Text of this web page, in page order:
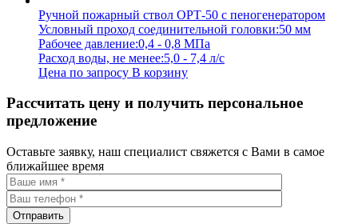
Ручной пожарный ствол ОРТ-50 с пеногенератором
Условный проход соединительной головки:50 мм
Рабочее давление:0,4 - 0,8 МПа
Расход воды, не менее:5,0 - 7,4 л/с
Цена по запросу В корзину
Рассчитать цену и получить персональное
предложение
Оставьте заявку, наш специалист свяжется с Вами в самое
ближайшее время